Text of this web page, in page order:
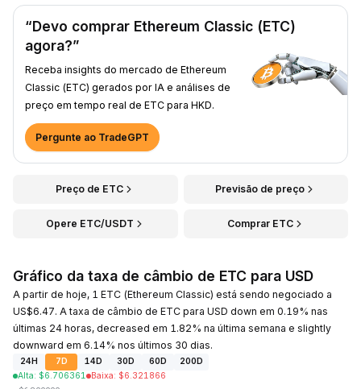
“Devo comprar Ethereum Classic (ETC)
agora?”
Receba insights do mercado de Ethereum
Classic (ETC) gerados por IA e análises de
preço em tempo real de ETC para HKD.
Pergunte ao TradeGPT
Preço de ETC Previsão de preço
Opere ETC/USDT Comprar ETC
Gráfico da taxa de câmbio de ETC para USD
A partir de hoje, 1 ETC (Ethereum Classic) está sendo negociado a
US$6.47. A taxa de câmbio de ETC para USD down em 0.19% nas
últimas 24 horas, decreased em 1.82% na última semana e slightly
downward em 6.14% nos últimos 30 dias.
24H 7D 14D 30D 60D
200D
Alta: $6.706361 Baixa: $6.321866